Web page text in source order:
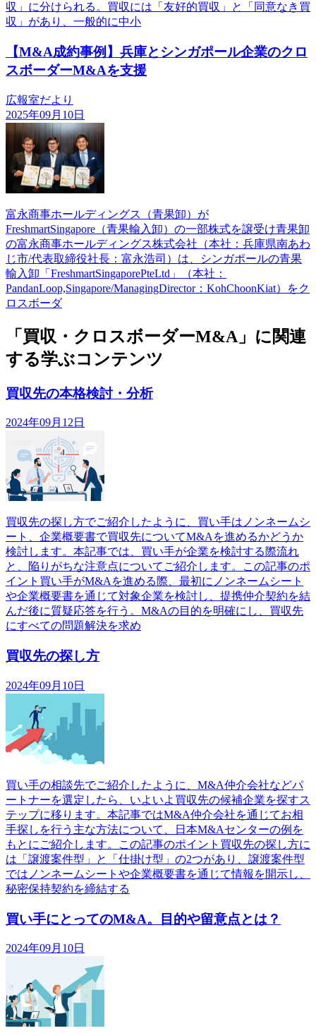
収」に分けられる。買収には「友好的買収」と「同意なき買
収」があり、一般的に中小
【M&A成約事例】兵庫とシンガポール企業のクロ
スボーダーM&Aを支援
広報室だより
2025年09月10日
富永商事ホールディングス（青果卸）が
FreshmartSingapore（青果輸入卸）の一部株式を譲受け青果卸
の富永商事ホールディングス株式会社（本社：兵庫県南あわ
じ市/代表取締役社長：富永浩司）は、シンガポールの青果
輸入卸「FreshmartSingaporePteLtd」（本社：
PandanLoop,Singapore/ManagingDirector：KohChoonKiat）をク
ロスボーダ
「買収・クロスボーダーM&A」に関連
する学ぶコンテンツ
買収先の本格検討・分析
2024年09月12日
買収先の探し方でご紹介したように、買い手はノンネームシ
ート、企業概要書で買収先についてM&Aを進めるかどうか
検討します。本記事では、買い手が企業を検討する際流れ
と、陥りがちな注意点についてご紹介します。この記事のポ
イント買い手がM&Aを進める際、最初にノンネームシート
や企業概要書を通じて対象企業を検討し、提携仲介契約を結
んだ後に質疑応答を行う。M&Aの目的を明確にし、買収先
にすべての問題解決を求め
買収先の探し方
2024年09月10日
買い手の相談先でご紹介したように、M&A仲介会社などパ
ートナーを選定したら、いよいよ買収先の候補企業を探すス
テップに移ります。本記事ではM&A仲介会社を通じてお相
手探しを行う主な方法について、日本M&Aセンターの例を
もとにご紹介します。この記事のポイント買収先の探し方に
は「譲渡案件型」と「仕掛け型」の2つがあり、譲渡案件型
ではノンネームシートや企業概要書を通じて情報を開示し、
秘密保持契約を締結する
買い手にとってのM&A。目的や留意点とは？
2024年09月10日